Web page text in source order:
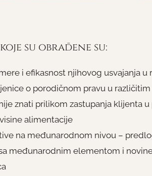
su obrađene su:
i efikasnost njihovog usvajanja u
o porodičnom pravu u
znati prilikom zastupanja klijenta
alimentacije
na međunarodnom nivou –
međunarodnim elementom i